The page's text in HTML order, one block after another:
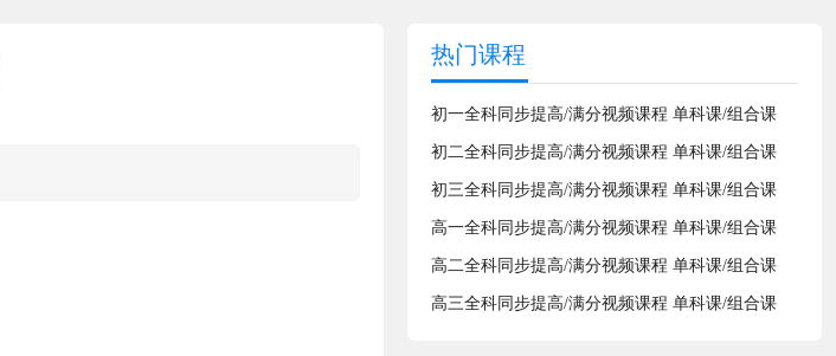
热门课程
初一全科同步提高/满分视频课程 单科课/组合课
初二全科同步提高/满分视频课程 单科课/组合课
初三全科同步提高/满分视频课程 单科课/组合课
高一全科同步提高/满分视频课程 单科课/组合课
高二全科同步提高/满分视频课程 单科课/组合课
高三全科同步提高/满分视频课程 单科课/组合课